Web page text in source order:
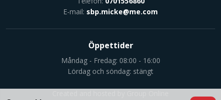
E-mail: sbp.micke@me.com
Öppettider
Måndag - Fredag: 08:00 - 16:00​
Lördag och söndag: stängt